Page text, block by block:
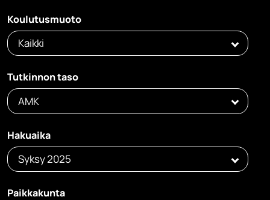
Koulutusmuoto
Kaikki
Tutkinnon taso
AMK
Hakuaika
Syksy 2025
Paikkakunta